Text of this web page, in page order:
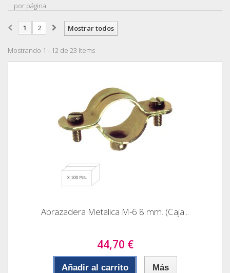
por página
Mostrar todos
1 2
Mostrando 1 - 12 de 23 items
Abrazadera Metalica M-6 8 mm. (Caja...
44,70 €
Añadir al carrito Más